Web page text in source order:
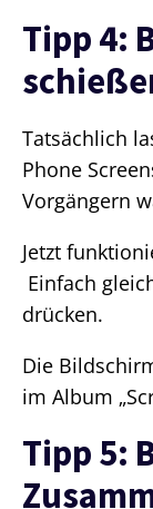
Tipp 4:
Tatsächlich
Phone
Vorgängern
Jetzt
Einfach
drücken.
Die
im Album
Tipp 5: